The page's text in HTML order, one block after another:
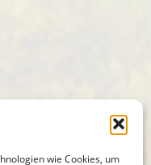
wie Cookies, um